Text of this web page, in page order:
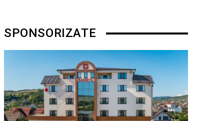
SPONSORIZATE